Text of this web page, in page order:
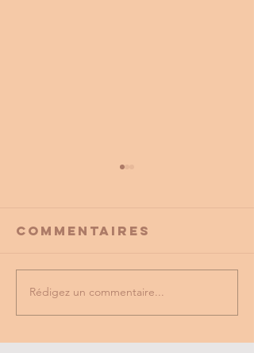
PROMO
PARTENAIRE
Commentaires
Rédigez un commentaire...